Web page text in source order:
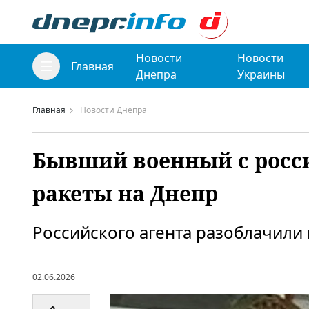
Главная
Новости
Днепра
Новости
Украины
Главная Новости Днепра
Бывший военный с
ракеты на Днепр
Российского агента
02.06.2026